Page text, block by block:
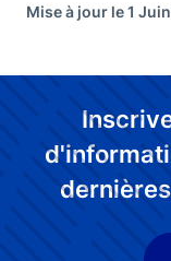
Mise à jour le 1